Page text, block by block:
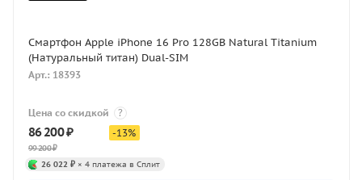
Смартфон Apple iPhone 16 Pro 128GB Natural Titanium
(Натуральный титан) Dual-SIM
Арт.: 18393
Цена со скидкой ?
86 200₽
99 200₽
-13%
26 022 ₽ × 4 платежа в Сплит